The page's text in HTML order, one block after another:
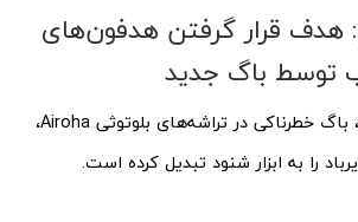
هدف قرار گرفتن هدفون‌های
توسط باگ جدید
طبق آخرین گزارش‌ها، باگ خطرناکی در تراشه‌های بلوتوثی Airoha،
را به ابزار شنود تبدیل کرده است.